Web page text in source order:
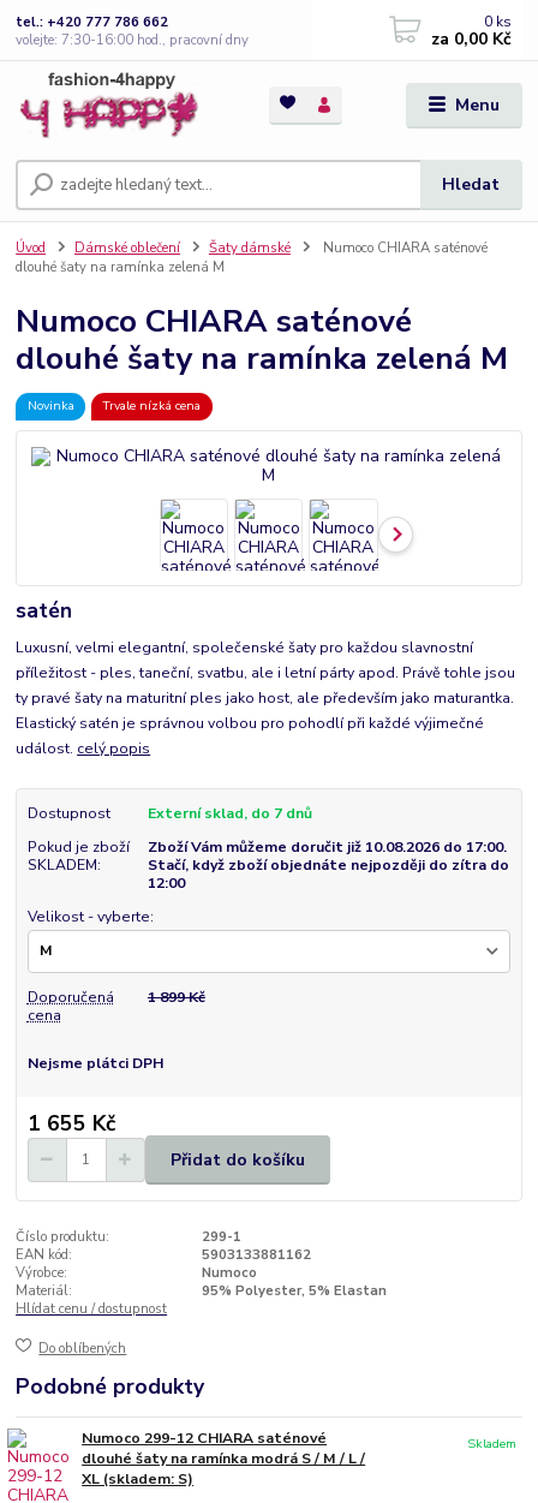
Menu
Hledat
tel.: +420 777 786 662
volejte: 7:30-16:00 hod., pracovní dny
0 ks
za 0,00 Kč
Úvod Dámské oblečení Šaty dámské
Numoco CHIARA saténové
dlouhé šaty na ramínka zelená M
Numoco CHIARA saténové
dlouhé šaty na ramínka zelená M
Novinka Trvale nízká cena
satén
Luxusní, velmi elegantní, společenské šaty pro každou slavnostní
příležitost - ples, taneční, svatbu, ale i letní párty apod. Právě tohle jsou
ty pravé šaty na maturitní ples jako host, ale především jako maturantka.
Elastický satén je správnou volbou pro pohodlí při každé výjimečné
událost. celý popis
Dostupnost
Externí sklad, do 7 dnů
Pokud je zboží
SKLADEM:
Zboží Vám můžeme doručit již 10.08.2026 do 17:00.
Stačí, když zboží objednáte nejpozději do zítra do
12:00
Velikost - vyberte:
Doporučená
cena
1 899 Kč
Nejsme plátci DPH
1 655 Kč
Přidat do košíku
Číslo produktu:
299-1
EAN kód:
5903133881162
Výrobce:
Numoco
Materiál:
95% Polyester, 5% Elastan
Hlídat cenu / dostupnost
Do oblíbených
Podobné produkty
Numoco 299-12 CHIARA saténové
dlouhé šaty na ramínka modrá S / M / L /
XL (skladem: S)
Skladem